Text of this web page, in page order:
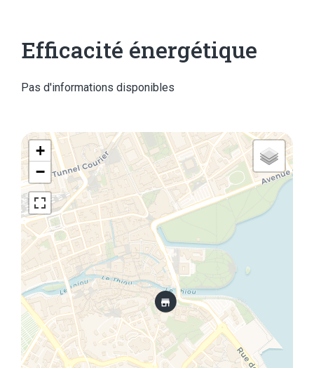
Efficacité énergétique
Pas d'informations disponibles
+
−